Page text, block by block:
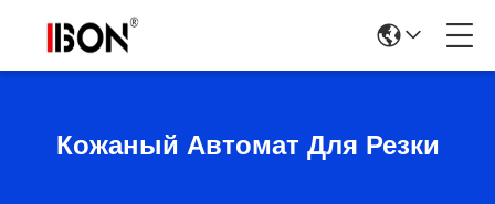
Кожаный Автомат Для Резки